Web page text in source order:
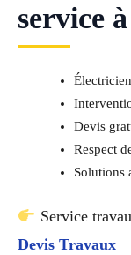
service
Devis
Respect
Solutions
Service
Devis Travaux